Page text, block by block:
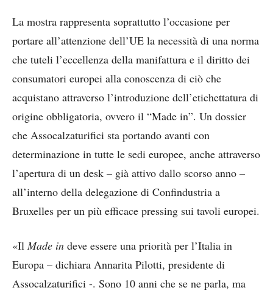
La mostra rappresenta soprattutto l’occasione per
portare all’attenzione dell’UE la necessità di una norma
che tuteli l’eccellenza della manifattura e il diritto dei
consumatori europei alla conoscenza di ciò che
acquistano attraverso l’introduzione dell’etichettatura di
origine obbligatoria, ovvero il “Made in”. Un dossier
che Assocalzaturifici sta portando avanti con
determinazione in tutte le sedi europee, anche attraverso
l’apertura di un desk – già attivo dallo scorso anno –
all’interno della delegazione di Confindustria a
Bruxelles per un più efficace pressing sui tavoli europei.
«IlMade in deve essere una priorità per l’Italia in
Europa – dichiara Annarita Pilotti, presidente di
Assocalzaturifici -. Sono 10 anni che se ne parla, ma